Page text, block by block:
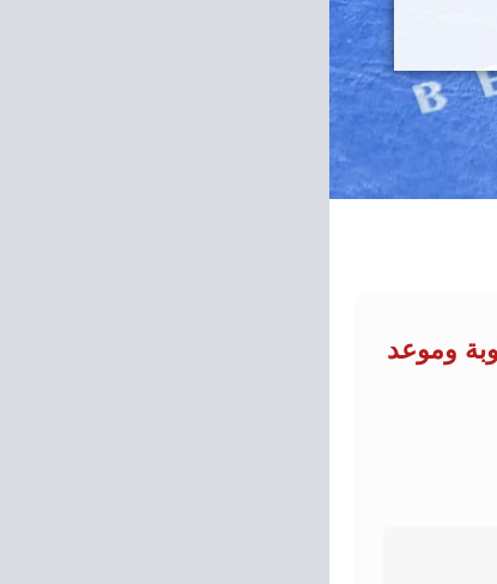
وموعد